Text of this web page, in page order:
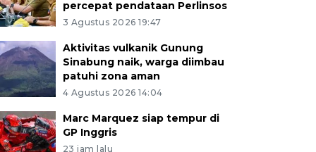
percepat pendataan Perlinsos
3 Agustus 2026 19:47
Aktivitas vulkanik Gunung
Sinabung naik, warga diimbau
patuhi zona aman
4 Agustus 2026 14:04
Marc Marquez siap tempur di
GP Inggris
23 jam lalu